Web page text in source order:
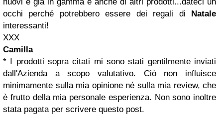
occhi perché potrebbero essere dei regali di Natale
interessanti!
XXX
Camilla
* I prodotti sopra citati mi sono stati gentilmente inviati
dall'Azienda a scopo valutativo. Ciò non influisce
minimamente sulla mia opinione né sulla mia review, che
è frutto della mia personale esperienza. Non sono inoltre
stata pagata per scrivere questo post.